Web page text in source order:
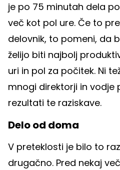
je po 75 minutah dela
več kot pol ure. Če to
delovnik, to pomeni, da
želijo biti najbolj
uri in pol za počitek. Ni
mnogi direktorji in vodje
rezultati te raziskave.
Delo od doma
V preteklosti je bilo to
drugačno. Pred nekaj